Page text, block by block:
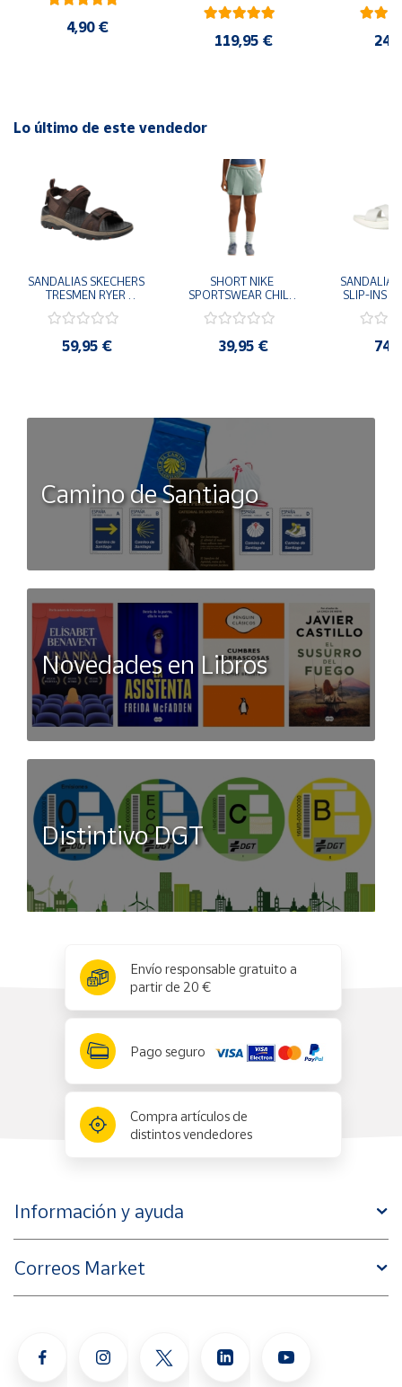
4,90 €
NEGRO JR6303
HOMBRE
119,95 €
Lo último de este vendedor
SANDALIAS SKECHERS
TRESMEN RYER
205112-CHOC
COMODAS
59,95 €
SHORT NIKE
SPORTSWEAR CHILL
006 PANTALONES
39,95 €
SANDALIAS
SLIP-INS
Camino de Santiago
Novedades en Libros
Distintivo DGT
Envío responsable gratuito a
partir de 20 €
Pago seguro
Compra artículos de
distintos vendedores
Información y ayuda
Correos Market